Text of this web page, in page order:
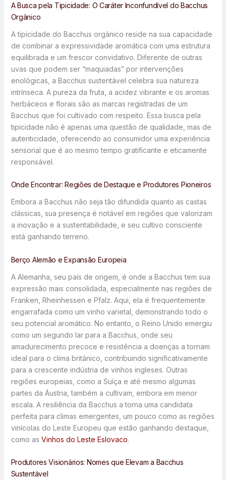
A Busca pela Tipicidade: O Caráter Inconfundível do Bacchus
Orgânico
A tipicidade do Bacchus orgânico reside na sua capacidade
de combinar a expressividade aromática com uma estrutura
equilibrada e um frescor convidativo. Diferente de outras
uvas que podem ser “maquiadas” por intervenções
enológicas, a Bacchus sustentável celebra sua natureza
intrínseca. A pureza da fruta, a acidez vibrante e os aromas
herbáceos e florais são as marcas registradas de um
Bacchus que foi cultivado com respeito. Essa busca pela
tipicidade não é apenas uma questão de qualidade, mas de
autenticidade, oferecendo ao consumidor uma experiência
sensorial que é ao mesmo tempo gratificante e eticamente
responsável.
Onde Encontrar: Regiões de Destaque e Produtores Pioneiros
Embora a Bacchus não seja tão difundida quanto as castas
clássicas, sua presença é notável em regiões que valorizam
a inovação e a sustentabilidade, e seu cultivo consciente
está ganhando terreno.
Berço Alemão e Expansão Europeia
A Alemanha, seu país de origem, é onde a Bacchus tem sua
expressão mais consolidada, especialmente nas regiões de
Franken, Rheinhessen e Pfalz. Aqui, ela é frequentemente
engarrafada como um vinho varietal, demonstrando todo o
seu potencial aromático. No entanto, o Reino Unido emergiu
como um segundo lar para a Bacchus, onde seu
amadurecimento precoce e resistência a doenças a tornam
ideal para o clima britânico, contribuindo significativamente
para a crescente indústria de vinhos ingleses. Outras
regiões europeias, como a Suíça e até mesmo algumas
partes da Áustria, também a cultivam, embora em menor
escala. A resiliência da Bacchus a torna uma candidata
perfeita para climas emergentes, um pouco como as regiões
vinícolas do Leste Europeu que estão ganhando destaque,
como as Vinhos do Leste Eslovaco.
Produtores Visionários: Nomes que Elevam a Bacchus
Sustentável